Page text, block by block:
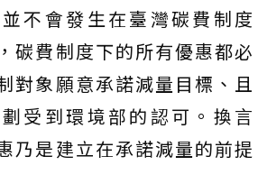
不會發生在臺灣碳費制度
碳費制度下的所有優惠都必
對象願意承諾減量目標、且
受到環境部的認可。換言
乃是建立在承諾減量的前提